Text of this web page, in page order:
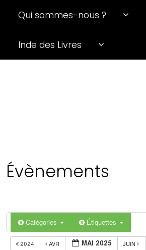
Qui sommes-nous ?
Inde des Livres
Évènements
Catégories Étiquettes
2024 AVR MAI 2025 JUIN